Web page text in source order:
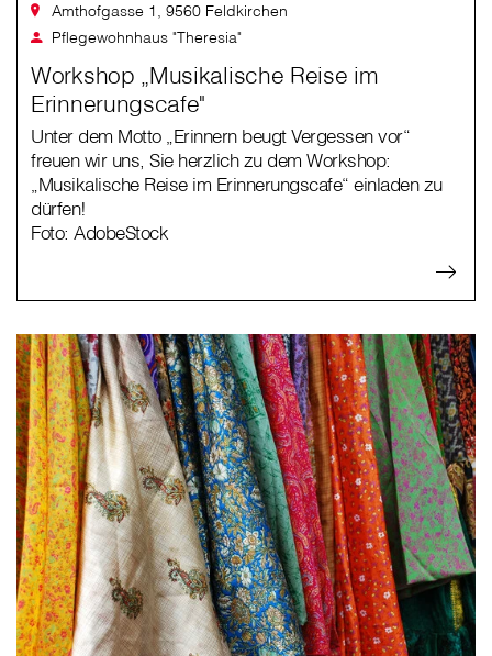
Amthofgasse 1, 9560 Feldkirchen
Pflegewohnhaus "Theresia"
Workshop „Musikalische Reise im
Erinnerungscafe"
Unter dem Motto „Erinnern beugt Vergessen vor“
freuen wir uns, Sie herzlich zu dem Workshop:
„Musikalische Reise im Erinnerungscafe“ einladen zu
dürfen!
Foto: AdobeStock